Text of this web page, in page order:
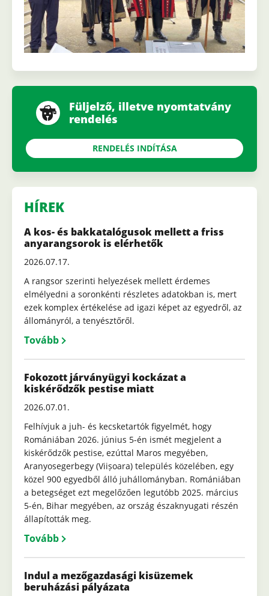
Füljelző, illetve nyomtatvány
rendelés
RENDELÉS INDÍTÁSA
HÍREK
A kos- és bakkatalógusok mellett a friss
anyarangsorok is elérhetők
2026.07.17.
A rangsor szerinti helyezések mellett érdemes
elmélyedni a soronkénti részletes adatokban is, mert
ezek komplex értékelése ad igazi képet az egyedről, az
állományról, a tenyésztőről.
Tovább
Fokozott járványügyi kockázat a
kiskérődzők pestise miatt
2026.07.01.
Felhívjuk a juh- és kecsketartók figyelmét, hogy
Romániában 2026. június 5-én ismét megjelent a
kiskérődzők pestise, ezúttal Maros megyében,
Aranyosegerbegy (Viișoara) település közelében, egy
közel 900 egyedből álló juhállományban. Romániában
a betegséget ezt megelőzően legutóbb 2025. március
5-én, Bihar megyében, az ország északnyugati részén
állapították meg.
Tovább
Indul a mezőgazdasági kisüzemek
beruházási pályázata